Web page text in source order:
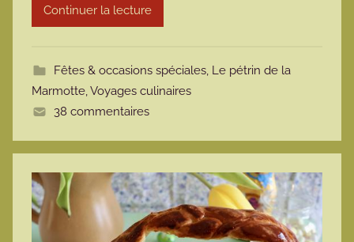
m
t
e
Continuer la lecture
Fêtes & occasions spéciales, Le pétrin de la
Marmotte,Voyages culinaires
38 commentaires